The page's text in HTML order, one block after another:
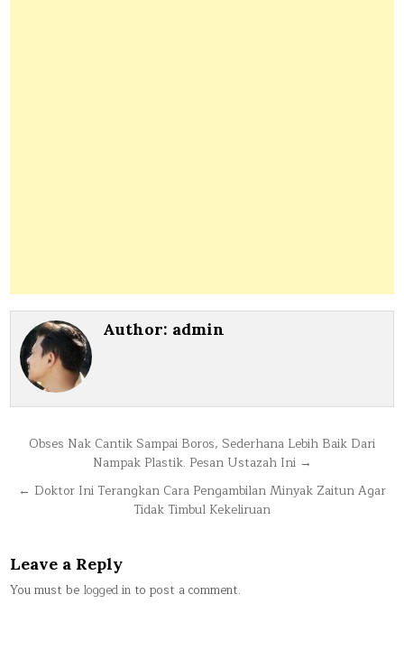
Author: admin
Post
navigation
Obses Nak Cantik Sampai Boros, Sederhana Lebih Baik Dari
Nampak Plastik. Pesan Ustazah Ini →
← Doktor Ini Terangkan Cara Pengambilan Minyak Zaitun Agar
Tidak Timbul Kekeliruan
Leave a Reply
You must be logged in to post a comment.